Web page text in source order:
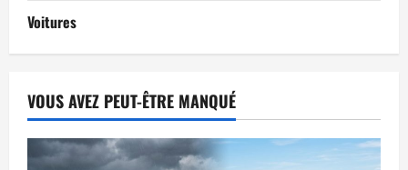
Voitures
VOUS AVEZ PEUT-ÊTRE MANQUÉ